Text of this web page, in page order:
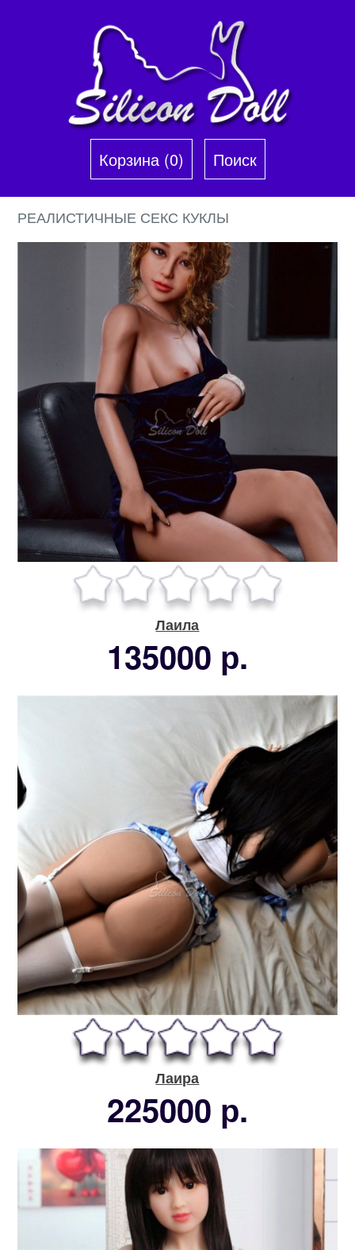
Корзина (0)‎ Поиск
РЕАЛИСТИЧНЫЕ СЕКС КУКЛЫ
Лаила
135000 р.
Лаира
225000 р.